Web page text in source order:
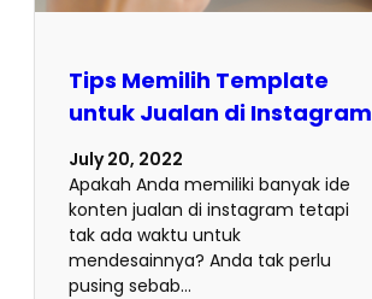
Tips Memilih Template
untuk Jualan di Instagram
July 20, 2022
Apakah Anda memiliki banyak ide
konten jualan di instagram tetapi
tak ada waktu untuk
mendesainnya? Anda tak perlu
pusing sebab…